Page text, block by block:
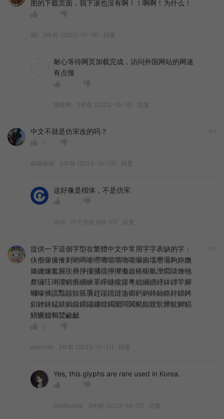
图的下载页面，我下滚也没有啊！！啊啊！为什么！
88 3年前 (2023-10-16) 回复
耐心等待网页加载完成，访问外国网站的网速
有点慢
猫啃网 3年前 (2023-10-16) 回复
中文不就是仿宋改的吗？
嘻嘻哈哈 3年前 (2023-10-13) 回复
这好像是楷体，不是仿宋
乐呵 11个月前 (08-27) 回复
提供一下這個字型在繁體中文中常用字字表缺的字：
伕偺傢僱儈剎喲嗎嗆嘮嘰噹嚐嚕嚨囌囪塭壢壩夠妳嫵
嬝嬤嬸尷屜崁彞掙摟摑擋擰攆擻啟樁櫥氫溼燜燄燴牠
犛玀玨琍璦甽瘓睏睞睪睜瞇矓籮粵絀綑綁綞缽罈羋腳
蟈蠔褲謊豔賅賒賬贗趕踫蹺躂迆鄉鈣鈉鈽鈾鉻鋅銻銬
鋁銼錶錳鎂鎢鎳鏍鏽鐮鐳鐲閡闆闐颳餛餿骯髒魷鯽鯧
鱔鱖鱷鵪鷥鹼齜
ostrichb 3年前 (2023-10-11) 回复
Yes, this glyphs are rare used in Korea.
Dobfker68 3年前 (2023-10-12) 回复